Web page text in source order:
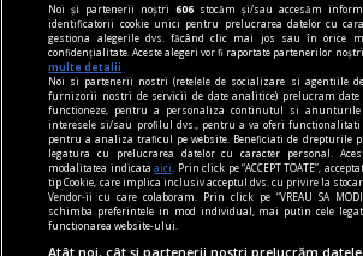
cititori
„Insula” care unește. Cum aduni
mic o comunitate de cititori?
O comunitate de cititori nu are
mare sau de bugete generoase.
Noi și partenerii noștri606 stocăm și/sau accesăm
identificatorii cookie unici pentru prelucrarea datelor cu
gestiona alegerile dvs. făcând clic mai jos sau în orice
confidențialitate. Aceste alegeri vor fi raportate partenerilor
multe detalii
Noi si partenerii nostri (retelele de socializare si agentiile
furnizorii nostri de servicii de date analitice) prelucram
functioneze, pentru a personaliza continutul si
interesele si/sau profilul dvs., pentru a va oferi functionalitati
pentru a analiza traficul pe website. Beneficiati de drepturile
legatura cu prelucrarea datelor cu caracter personal.
modalitatea indicataaici
. Prin click pe “ACCEPT TOATE”,
tip Cookie, care implica inclusiv acceptul dvs. cu privire la
Vendor-ii cu care colaboram. Prin click pe “VREAU SA
schimba preferintele in mod individual, mai putin cele
functionarea website-ului.
Atât noi, cât și partenerii noștri prelucrăm